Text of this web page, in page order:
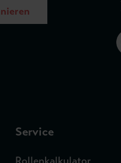
Service